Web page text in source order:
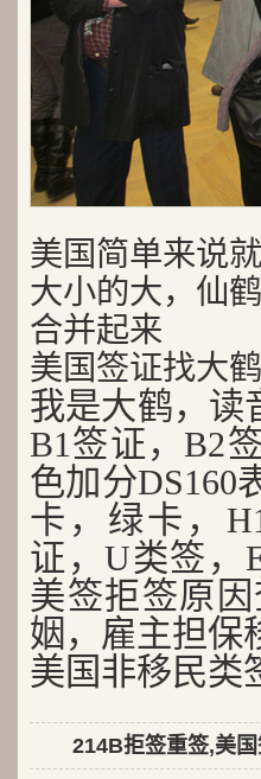
美国简单来说
大小的大，仙
合并起来
美国签证找大
我是大鹤，读
B1签证，B2
色加分DS160
卡，绿卡，
证，U类签，
美签拒签原
姻，雇主担保
美国非移民类
214B拒签重签,美